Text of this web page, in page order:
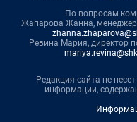
По вопросам
Жапарова Жанна,
Ревина Мария, директор
Редакция сайта не
информации,